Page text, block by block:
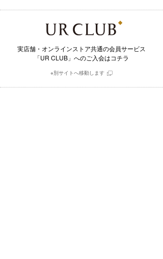
実店舗・オンラインストア共通の会員サービス
「UR CLUB」へのご入会はコチラ
※別サイトへ移動します